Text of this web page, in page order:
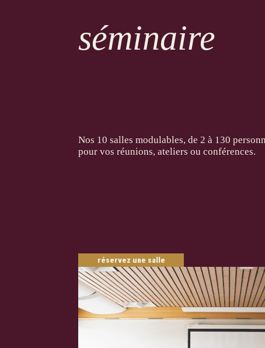
séminaire
Nos 10 salles modulables, de 2 à 130
pour vos réunions, ateliers ou conférences.
réservez une salle